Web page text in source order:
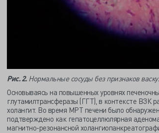
Рис. 2.Нормальные сосуды без признаков
Основываясь на повышенных уровнях
глутамилтрансферазы (ГГТ), в контексте ВЗК
холангит. Во время МРТ печени было
подтверждено как гепатоцеллюлярная
магнитно-резонансной